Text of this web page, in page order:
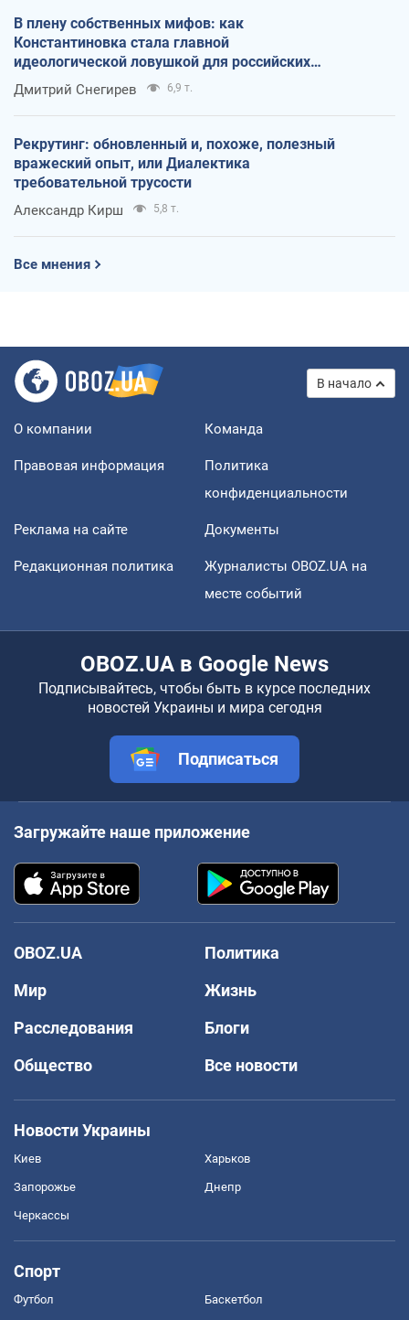
В плену собственных мифов: как
Константиновка стала главной
идеологической ловушкой для российских
оккупантов
Дмитрий Снегирев 6,9 т.
Рекрутинг: обновленный и, похоже, полезный
вражеский опыт, или Диалектика
требовательной трусости
Александр Кирш 5,8 т.
Все мнения
В начало
О компании Команда
Правовая информация
Политика
конфиденциальности
Реклама на сайте Документы
Редакционная политика
Журналисты OBOZ.UA на
месте событий
OBOZ.UA в Google News
Подписывайтесь, чтобы быть в курсе последних
новостей Украины и мира сегодня
Подписаться
Загружайте наше приложение
OBOZ.UA
Политика
Мир
Жизнь
Расследования
Блоги
Общество
Все новости
Новости Украины
Киев Харьков
Запорожье Днепр
Черкассы
Спорт
Футбол Баскетбол